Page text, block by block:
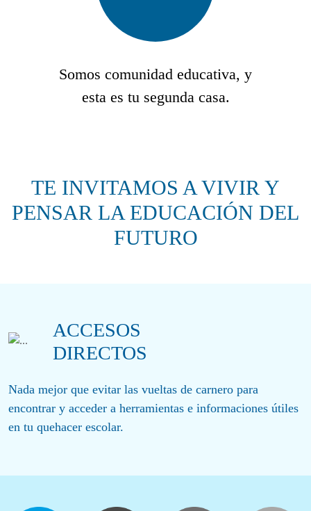
Somos comunidad educativa, y
esta es tu segunda casa.
TE INVITAMOS A VIVIR Y
PENSAR LA EDUCACIÓN DEL
FUTURO
ACCESOS
DIRECTOS
Nada mejor que evitar las vueltas de carnero para
encontrar y acceder a herramientas e informaciones útiles
en tu quehacer escolar.